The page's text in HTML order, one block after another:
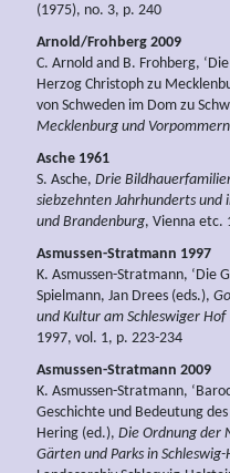
(1975), no. 3, p. 240
Arnold/Frohberg 2009
C. Arnold and B. Frohberg,
Herzog Christoph zu
von Schweden im Dom zu
Mecklenburg und Vorpommern
Asche 1961
S. Asche, Drie
siebzehnten Jahrhunderts und
und Brandenburg, Vienna etc.
Asmussen-Stratmann 1997
K. Asmussen-Stratmann, ‘Die
Spielmann, Jan Drees (eds.),
und Kultur am Schleswiger Hof
1997, vol. 1, p. 223-234
Asmussen-Stratmann 2009
K. Asmussen-Stratmann,
Geschichte und Bedeutung
Hering (ed.), Die Ordnung der
Gärten und Parks in